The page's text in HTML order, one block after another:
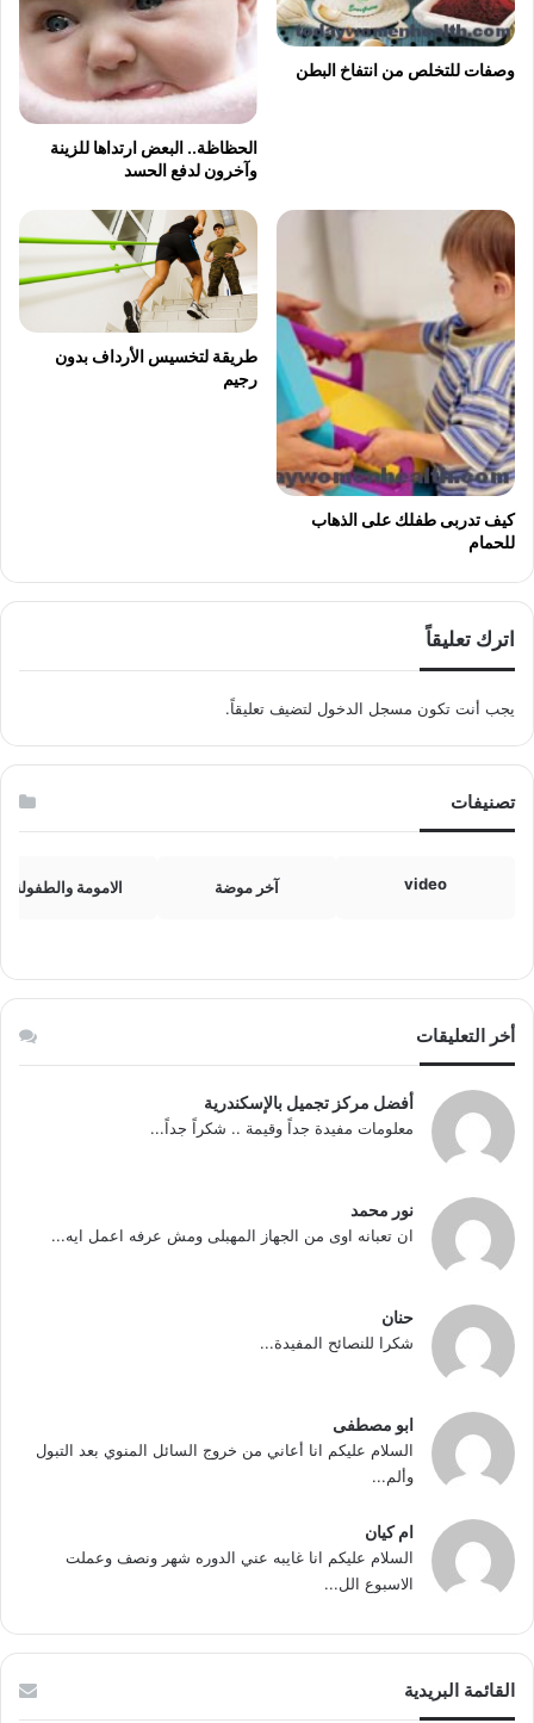
وصفات للتخلص من انتفاخ البطن
الحظاظة.. البعض ارتداها للزينة
وآخرون لدفع الحسد
كيف تدربى طفلك على الذهاب
للحمام
طريقة لتخسيس الأرداف بدون
رجيم
اترك تعليقاً
يجب أنت تكون مسجل الدخول لتضيف تعليقاً.
تصنيفات
video آخر موضة الامومة والطفولة
أخر التعليقات
أفضل مركز تجميل بالإسكندرية
معلومات مفيدة جداً وقيمة .. شكراً جداً...
نور محمد
ان تعبانه اوى من الجهاز المهبلى ومش عرفه اعمل ايه...
حنان
شكرا للنصائح المفيدة...
ابو مصطفى
السلام عليكم انا أعاني من خروج السائل المنوي بعد التبول
وألم...
ام كيان
السلام عليكم انا غايبه عني الدوره شهر ونصف وعملت
الاسبوع الل...
القائمة البريدية